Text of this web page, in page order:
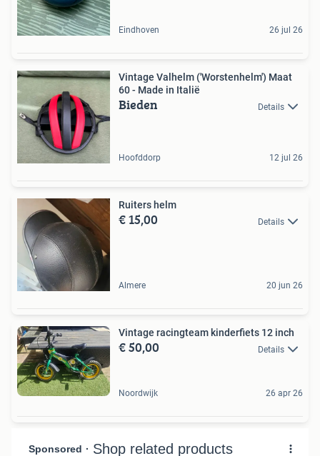
Eindhoven 26 jul 26
Vintage Valhelm ('Worstenhelm') Maat
60 - Made in Italië
Bieden Details
Hoofddorp 12 jul 26
Ruiters helm
€ 15,00 Details
Almere 20 jun 26
Vintage racingteam kinderfiets 12 inch
€ 50,00 Details
Noordwijk 26 apr 26